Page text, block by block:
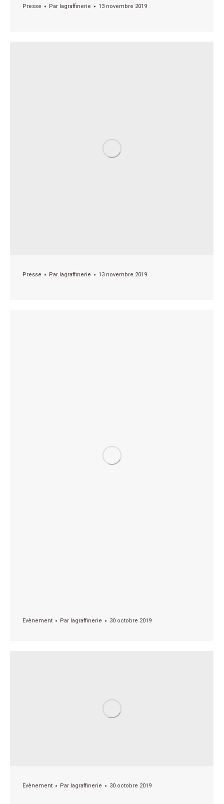
Presse Par lagraffinerie 13 novembre 2019
Presse Par lagraffinerie 13 novembre 2019
Evènement Par lagraffinerie 30 octobre 2019
Evènement Par lagraffinerie 30 octobre 2019